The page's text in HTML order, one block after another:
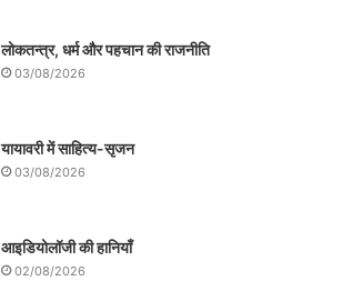
लोकतन्त्र, धर्म और पहचान की राजनीति
03/08/2026
यायावरी में साहित्य-सृजन
03/08/2026
आइडियोलॉजी की हानियाँ
02/08/2026